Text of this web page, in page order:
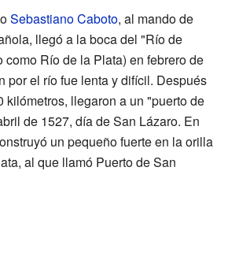
Sebastiano Caboto, al mando de
llegó a la boca del "Río de
Río de la Plata) en febrero de
por el río fue lenta y difícil. Después
kilómetros, llegaron a un "puerto de
de 1527, día de San Lázaro. En
un pequeño fuerte en la orilla
al que llamó Puerto de San